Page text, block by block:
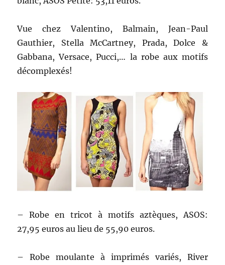
Vue chez Valentino, Balmain, Jean-Paul
Gauthier, Stella McCartney, Prada, Dolce &
Gabbana, Versace, Pucci,… la robe aux motifs
décomplexés!
– Robe en tricot à motifs aztèques, ASOS:
27,95 euros au lieu de 55,90 euros.
– Robe moulante à imprimés variés, River